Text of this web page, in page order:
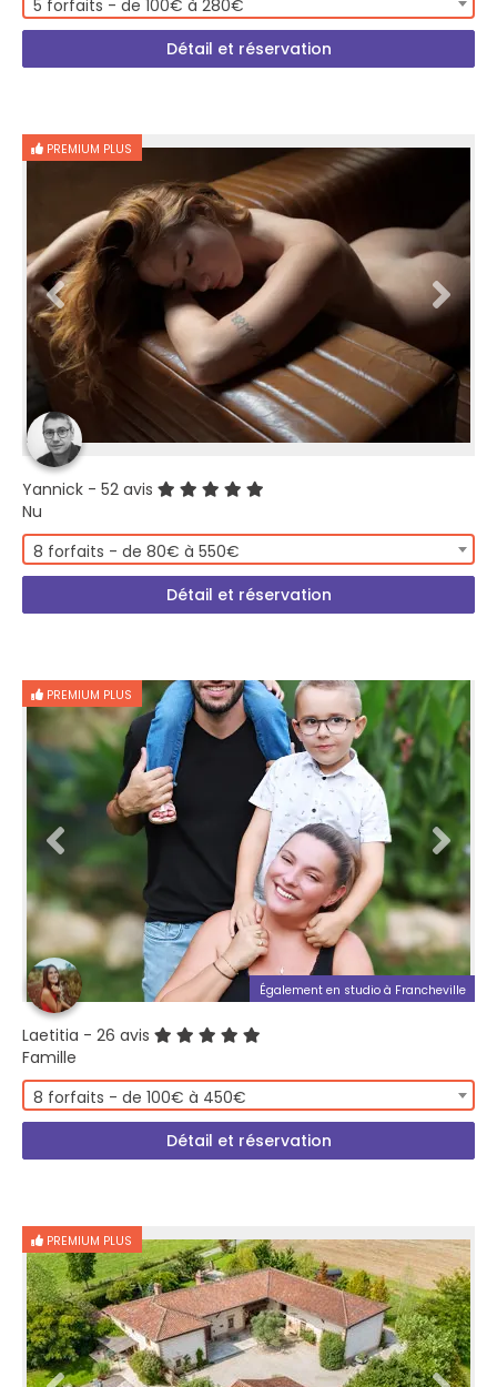
5 forfaits - de 100€ à 280€
Détail et réservation
PREMIUM PLUS
Yannick - 52 avis
Nu
8 forfaits - de 80€ à 550€
Détail et réservation
PREMIUM PLUS
Également en studio à Francheville
Laetitia - 26 avis
Famille
8 forfaits - de 100€ à 450€
Détail et réservation
PREMIUM PLUS